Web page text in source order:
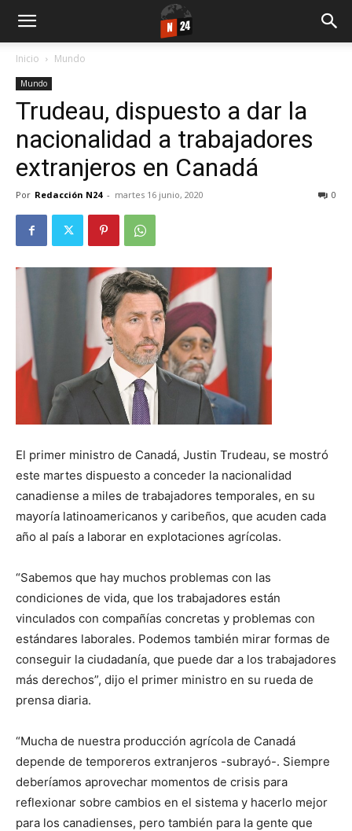
Inicio Mundo
Mundo
Trudeau, dispuesto a dar la
nacionalidad a trabajadores
extranjeros en Canadá
Por Redacción N24 - martes 16 junio, 2020 0
El primer ministro de Canadá, Justin Trudeau, se mostró
este martes dispuesto a conceder la nacionalidad
canadiense a miles de trabajadores temporales, en su
mayoría latinoamericanos y caribeños, que acuden cada
año al país a laborar en explotaciones agrícolas.
“Sabemos que hay muchos problemas con las
condiciones de vida, que los trabajadores están
vinculados con compañías concretas y problemas con
estándares laborales. Podemos también mirar formas de
conseguir la ciudadanía, que puede dar a los trabajadores
más derechos”, dijo el primer ministro en su rueda de
prensa diaria.
“Mucha de nuestra producción agrícola de Canadá
depende de temporeros extranjeros -subrayó-. Siempre
deberíamos aprovechar momentos de crisis para
reflexionar sobre cambios en el sistema y hacerlo mejor
para los canadienses, pero también para la gente que